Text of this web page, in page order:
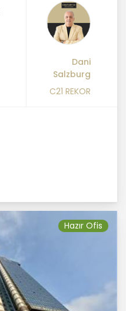
Dani
Salzburg
C21 REKOR
Hazır Ofis